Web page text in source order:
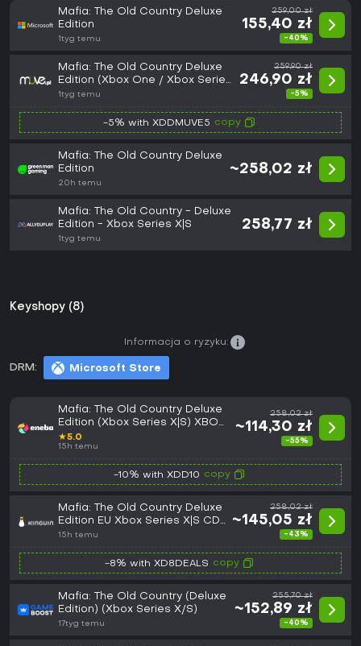
Mafia: The Old Country Deluxe
Edition
1tyg temu
259,00 zł
155,40 zł
-40%
Mafia: The Old Country Deluxe
Edition (Xbox One / Xbox Series
X/S) (Global)
1tyg temu
259,90 zł
246,90 zł
-5%
-5% with XDDMUVE5 copy
Mafia: The Old Country Deluxe
Edition
20h temu
~258,02 zł
Mafia: The Old Country - Deluxe
Edition - Xbox Series X|S
1tyg temu
258,77 zł
Keyshopy (8)
DRM: Microsoft Store
Informacja o ryzyku:
Mafia: The Old Country Deluxe
Edition (Xbox Series X|S) XBOX
LIVE Key EUROPE
★5.0
15h temu
258,02 zł
~114,30 zł
-55%
-10% with XDD10 copy
Mafia: The Old Country Deluxe
Edition EU Xbox Series X|S CD
Key
15h temu
258,02 zł
~145,05 zł
-43%
-8% with XD8DEALS copy
Mafia: The Old Country (Deluxe
Edition) (Xbox Series X/S)
17tyg temu
255,70 zł
~152,89 zł
-40%